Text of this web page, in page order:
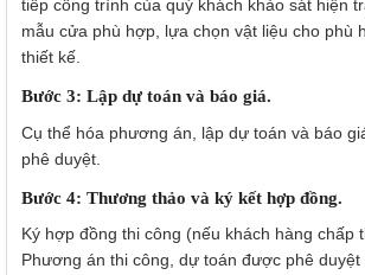
tiếp công trình của quý khách khảo sát hiện
mẫu cửa phù hợp, lựa chọn vật liệu cho phù
thiết kế.
Bước 3: Lập dự toán và báo giá.
Cụ thể hóa phương án, lập dự toán và báo
phê duyệt.
Bước 4: Thương thảo và ký kết hợp đồng.
Ký hợp đồng thi công (nếu khách hàng chấp
Phương án thi công, dự toán được phê